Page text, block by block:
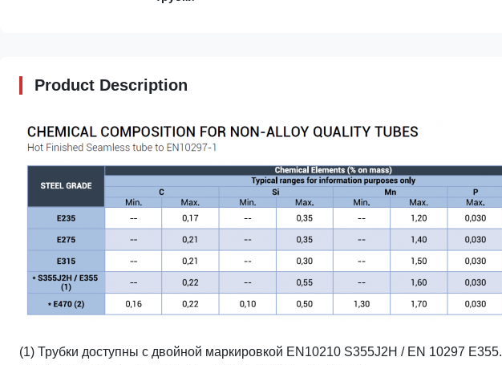
Product Description
(1) Трубки доступны с двойной маркировкой EN10210 S355J2H / EN 10297 E355.